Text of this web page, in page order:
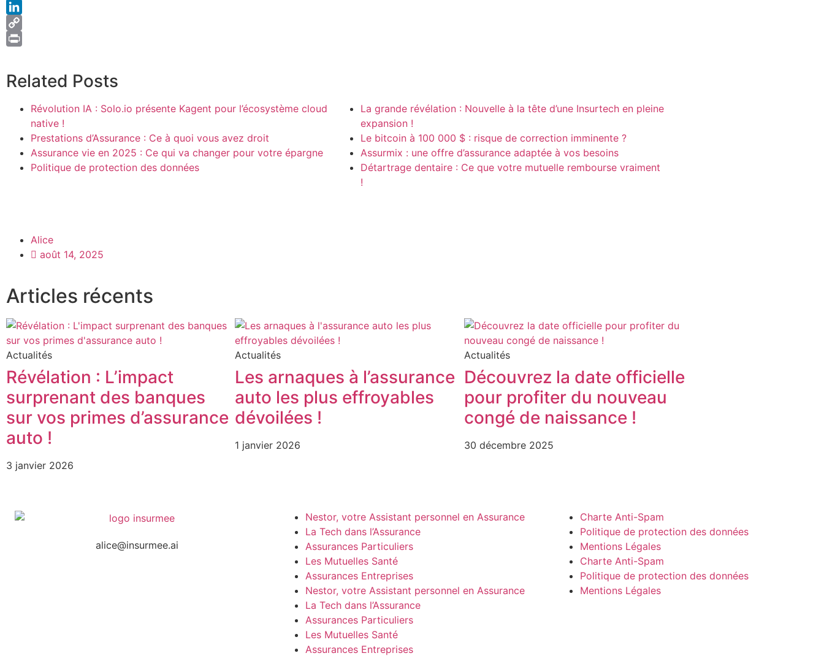
Twitter
LinkedIn
Copy
Related Posts
Révolution IA : Solo.io présente Kagent pour l’écosystème cloud
native !
Prestations d’Assurance : Ce à quoi vous avez droit
Assurance vie en 2025 : Ce qui va changer pour votre épargne
Politique de protection des données
La grande révélation : Nouvelle à la tête d’une Insurtech en pleine
expansion !
Le bitcoin à 100 000 $ : risque de correction imminente ?
Assurmix : une offre d’assurance adaptée à vos besoins
Détartrage dentaire : Ce que votre mutuelle rembourse vraiment
!
Alice
août 14, 2025
Articles récents
Actualités
Révélation : L’impact
surprenant des banques
sur vos primes d’assurance
auto !
3 janvier 2026
Actualités
Les arnaques à l’assurance
auto les plus effroyables
dévoilées !
1 janvier 2026
Actualités
Découvrez la date officielle
pour profiter du nouveau
congé de naissance !
30 décembre 2025
alice@insurmee.ai
Nestor, votre Assistant personnel en Assurance
La Tech dans l’Assurance
Assurances Particuliers
Les Mutuelles Santé
Assurances Entreprises
Nestor, votre Assistant personnel en Assurance
La Tech dans l’Assurance
Assurances Particuliers
Les Mutuelles Santé
Assurances Entreprises
Charte Anti-Spam
Politique de protection des données
Mentions Légales
Charte Anti-Spam
Politique de protection des données
Mentions Légales